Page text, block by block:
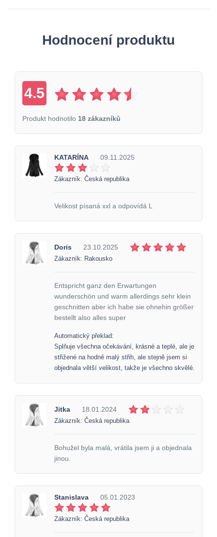
Hodnocení produktu
4.5
Produkt hodnotilo 18 zákazníků
KATARÍNA 09.11.2025
Zákazník: Česká republika
Velikost písaná xxl a odpovídá L
Doris 23.10.2025
Zákazník: Rakousko
Entspricht ganz den Erwartungen
wunderschön und warm allerdings sehr klein
geschnitten aber ich habe sie ohnehin größer
bestellt also alles super
Automatický překlad:
Splňuje všechna očekávání, krásné a teplé, ale je
střižené na hodně malý střih, ale stejně jsem si
objednala větší velikost, takže je všechno skvělé.
Jitka 18.01.2024
Zákazník: Česká republika
Bohužel byla malá, vrátila jsem ji a objednala
jinou.
Stanislava 05.01.2023
Zákazník: Česká republika